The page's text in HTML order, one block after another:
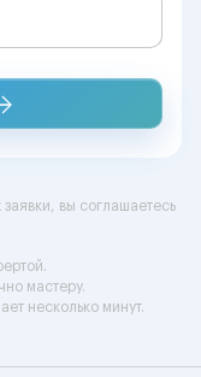
вы соглашаетесь
мастеру.
несколько минут.